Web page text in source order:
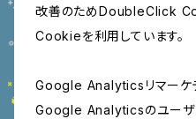
改善のためDoubleClick
Cookieを利用しています。
Google Analyticsリマーケ
Google Analyticsのユーザ